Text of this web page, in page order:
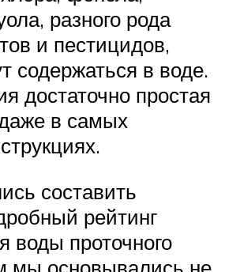
разного рода
и пестицидов,
содержаться в воде.
достаточно простая
в самых
составить
рейтинг
воды проточного